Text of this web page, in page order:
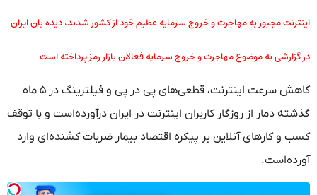
اینترنت مجبور به مهاجرت و خروج سرمایه عظیم خود از کشور شدند، دیده بان ایران
در گزارشی به موضوع مهاجرت و خروج سرمایه فعالان بازار رمز پرداخته است
کاهش سرعت اینترنت، قطعی‌های پی در پی و فیلترینگ در ۵ ماه
گذشته دمار از روزگار کاربران اینترنت در ایران درآورده‌است و با توقف
کسب و کارهای آنلاین بر پیکره اقتصاد بیمار ضربات کشنده‌ای وارد
آورده‌است.